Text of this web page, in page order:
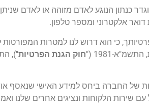
כנתון הנוגע לאדם מזוהה או לאדם
אלקטרוני ומספר טלפון.
כי הוא דרוש לנו למטרות המפורטות
1981 ("
חוק הגנת הפרטיות"),
של החברה ביחס למידע האישי
עם שירות הלקוחות ונציגים אחרים